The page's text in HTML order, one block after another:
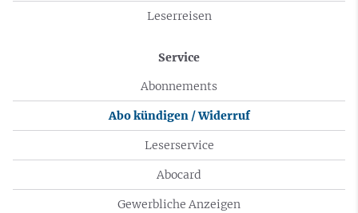
Leserreisen
Service
Abonnements
Abo kündigen / Widerruf
Leserservice
Abocard
Gewerbliche Anzeigen